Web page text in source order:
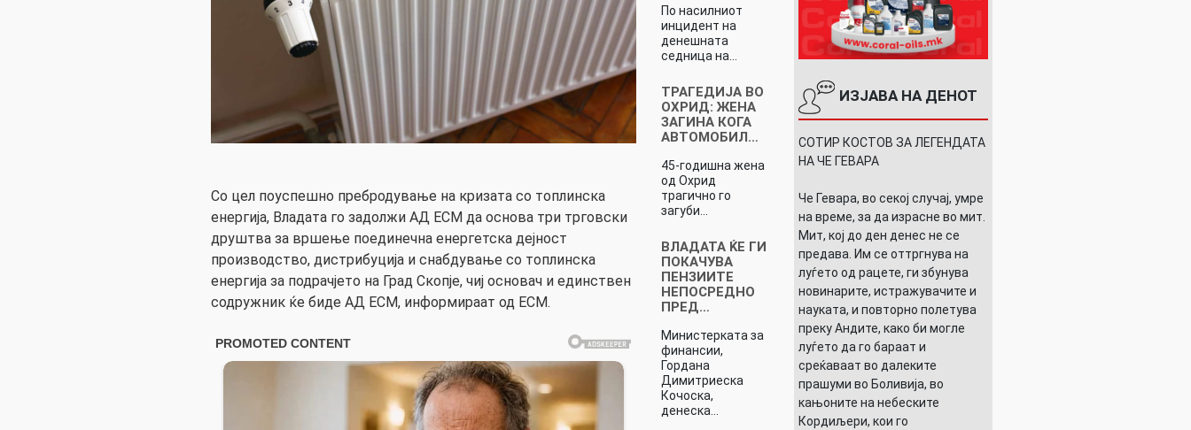
Со цел поуспешно пребродување на кризата со топлинска
енергија, Владата го задолжи АД ЕСМ да основа три трговски
друштва за вршење поединечна енергетска дејност
производство, дистрибуција и снабдување со топлинска
енергија за подрачјето на Град Скопје, чиј основач и единствен
содружник ќе биде АД ЕСМ, информираат од ЕСМ.
По насилниот
инцидент на
денешната
седница на…
ТРАГEДИЈА ВО
ОХРИД: ЖЕНА
ЗАГИНА КОГА
АВТОМОБИЛ…
45-годишна жена
од Охрид
трагично го
загуби…
ВЛАДАТА ЌЕ ГИ
ПОКАЧУВА
ПЕНЗИИТЕ
НЕПОСРЕДНО
ПРЕД…
Министерката за
финансии,
Гордана
Димитриеска
Кочоска,
денеска…
ИЗЈАВА НА ДЕНОТ
СОТИР КОСТОВ ЗА ЛЕГЕНДАТА
НА ЧЕ ГЕВАРА
Че Гевара, во секој случај, умре
на време, за да израсне во мит.
Мит, кој до ден денес не се
предава. Им се оттргнува на
луѓето од рацете, ги збунува
новинарите, истражувачите и
науката, и повторно полетува
преку Андите, како би могле
луѓето да го бараат и
среќаваат во далеките
прашуми во Боливија, во
кањоните на небеските
Кордиљери, кои го